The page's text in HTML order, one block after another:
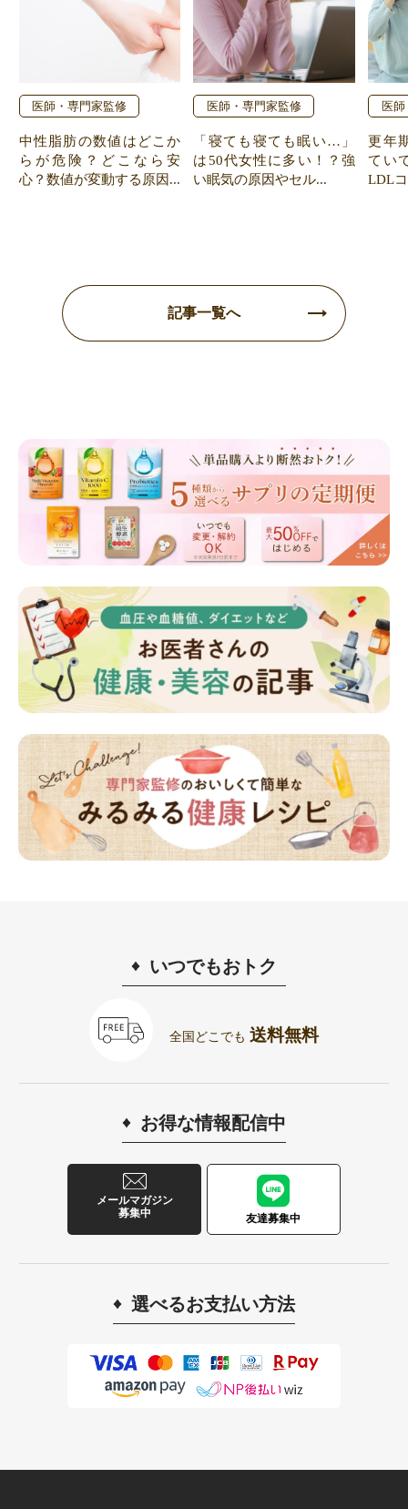
医師・専門家監修
中性脂肪の数値はどこか
らが危険？どこなら安
心？数値が変動する原因...
医師・専門家監修
「寝ても寝ても眠い…」
は50代女性に多い！？強
い眠気の原因やセル...
医師
更年
てい
LDL
記事一覧へ
いつでもおトク
全国どこでも 送料無料
お得な情報配信中
メールマガジン
募集中
友達募集中
選べるお支払い方法